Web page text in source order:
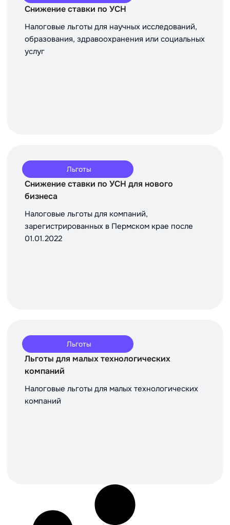
Снижение ставки по УСН
Налоговые льготы для научных исследований,
образования, здравоохранения или социальных
услуг
Льготы
Снижение ставки по УСН для нового
бизнеса
Налоговые льготы для компаний,
зарегистрированных в Пермском крае после
01.01.2022
Льготы
Льготы для малых технологических
компаний
Налоговые льготы для малых технологических
компаний